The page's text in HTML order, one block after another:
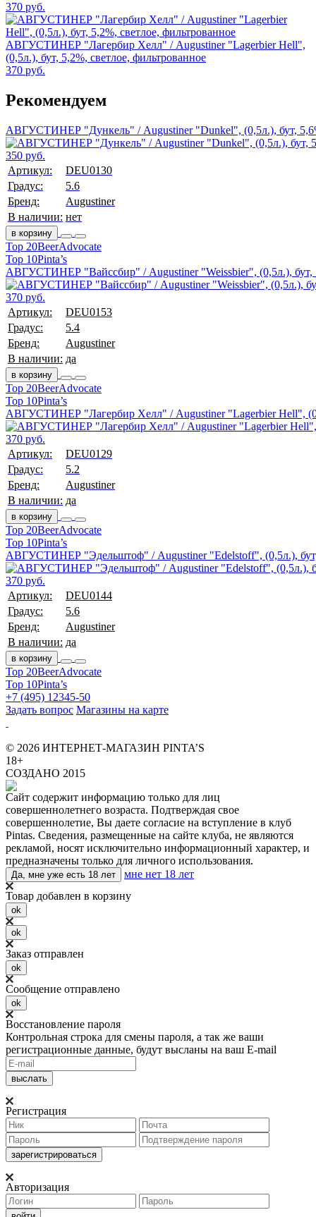
370 руб.
АВГУСТИНЕР "Лагербир Хелл" / Augustiner "Lagerbier Hell",
(0,5л.), бут, 5,2%, светлое, фильтрованное
370 руб.
Рекомендуем
АВГУСТИНЕР "Дункель" / Augustiner "Dunkel", (0,5л.), бут,
350 руб.
Артикул:
DEU0130
Градус:
5.6
Бренд:
Augustiner
В наличии: нет
в корзину
Top 20BeerAdvocate
Top 10Pinta’s
АВГУСТИНЕР "Вайссбир" / Augustiner "Weissbier", (0,5л.), бут,
370 руб.
Артикул:
DEU0153
Градус:
5.4
Бренд:
Augustiner
В наличии: да
в корзину
Top 20BeerAdvocate
Top 10Pinta’s
АВГУСТИНЕР "Лагербир Хелл" / Augustiner "Lagerbier Hell",
370 руб.
Артикул:
DEU0129
Градус:
5.2
Бренд:
Augustiner
В наличии: да
в корзину
Top 20BeerAdvocate
Top 10Pinta’s
АВГУСТИНЕР "Эдельштоф" / Augustiner "Edelstoff", (0,5л.), бут,
370 руб.
Артикул:
DEU0144
Градус:
5.6
Бренд:
Augustiner
В наличии: да
в корзину
Top 20BeerAdvocate
Top 10Pinta’s
+7 (495) 12345-50
Задать вопрос Магазины на карте
© 2026 ИНТЕРНЕТ-МАГАЗИН PINTA’S
18+
СОЗДАНО 2015
Сайт содержит информацию только для лиц
совершеннолетнего возраста. Подтверждая свое
совершеннолетие, Вы даете согласие на вступление в клуб
Pintas. Сведения, размещенные на сайте клуба, не являются
рекламой, носят исключительно информационный характер, и
предназначены только для личного использования.
Да, мне уже есть 18 лет
мне нет 18 лет
Товар добавлен в корзину
ok
ok
Заказ отправлен
ok
Сообщение отправлено
ok
Восстановление пароля
Контрольная строка для смены пароля, а так же ваши
регистрационные данные, будут высланы на ваш E-mail
Регистрация
Авторизация